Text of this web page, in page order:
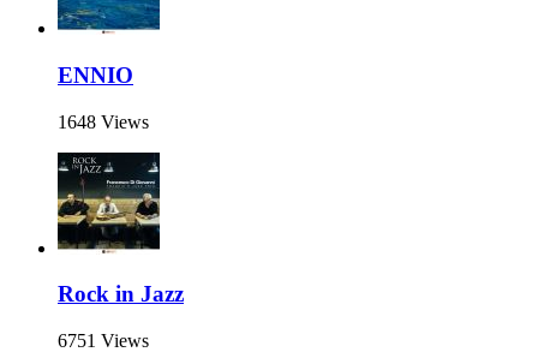
ENNIO
1648 Views
Rock in Jazz
6751 Views